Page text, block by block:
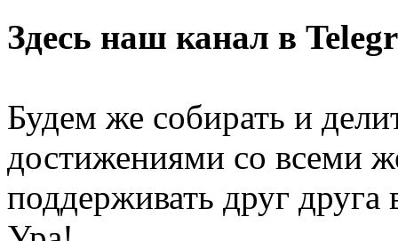
Здесь наш канал в
Будем же собирать и
достижениями со всеми
поддерживать друг